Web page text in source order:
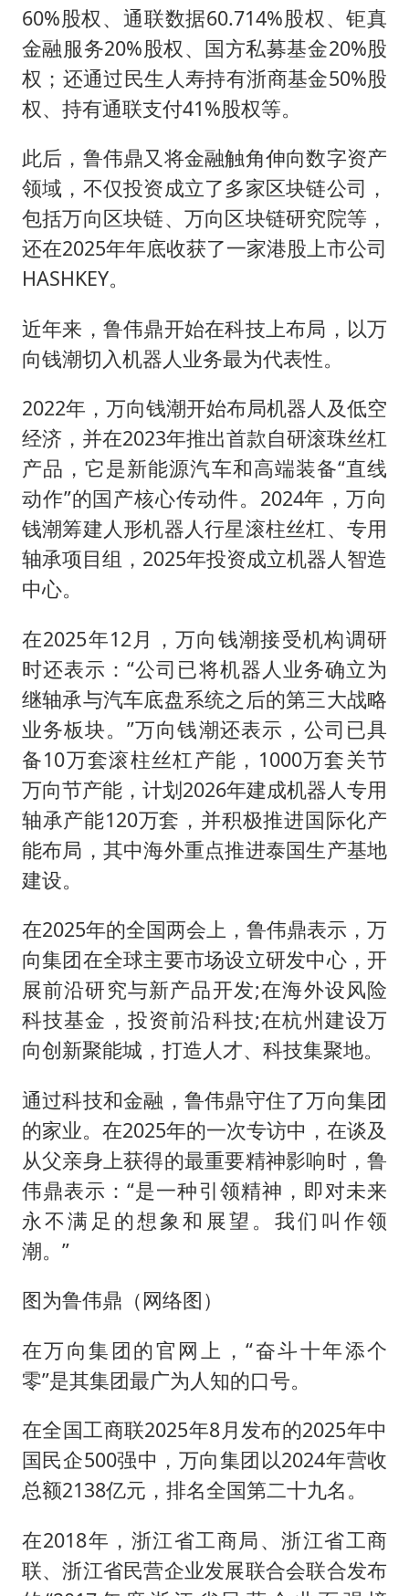
60%股权、通联数据60.714%股权、钜真
金融服务20%股权、国方私募基金20%股
权；还通过民生人寿持有浙商基金50%股
权、持有通联支付41%股权等。
此后，鲁伟鼎又将金融触角伸向数字资产
领域，不仅投资成立了多家区块链公司，
包括万向区块链、万向区块链研究院等，
还在2025年年底收获了一家港股上市公司
HASHKEY。
近年来，鲁伟鼎开始在科技上布局，以万
向钱潮切入机器人业务最为代表性。
2022年，万向钱潮开始布局机器人及低空
经济，并在2023年推出首款自研滚珠丝杠
产品，它是新能源汽车和高端装备“直线
动作”的国产核心传动件。2024年，万向
钱潮筹建人形机器人行星滚柱丝杠、专用
轴承项目组，2025年投资成立机器人智造
中心。
在2025年12月，万向钱潮接受机构调研
时还表示：“公司已将机器人业务确立为
继轴承与汽车底盘系统之后的第三大战略
业务板块。”万向钱潮还表示，公司已具
备10万套滚柱丝杠产能，1000万套关节
万向节产能，计划2026年建成机器人专用
轴承产能120万套，并积极推进国际化产
能布局，其中海外重点推进泰国生产基地
建设。
在2025年的全国两会上，鲁伟鼎表示，万
向集团在全球主要市场设立研发中心，开
展前沿研究与新产品开发;在海外设风险
科技基金，投资前沿科技;在杭州建设万
向创新聚能城，打造人才、科技集聚地。
通过科技和金融，鲁伟鼎守住了万向集团
的家业。在2025年的一次专访中，在谈及
从父亲身上获得的最重要精神影响时，鲁
伟鼎表示：“是一种引领精神，即对未来
永不满足的想象和展望。我们叫作领
潮。”
图为鲁伟鼎（网络图）
在万向集团的官网上，“奋斗十年添个
零”是其集团最广为人知的口号。
在全国工商联2025年8月发布的2025年中
国民企500强中，万向集团以2024年营收
总额2138亿元，排名全国第二十九名。
在2018年，浙江省工商局、浙江省工商
联、浙江省民营企业发展联合会联合发布